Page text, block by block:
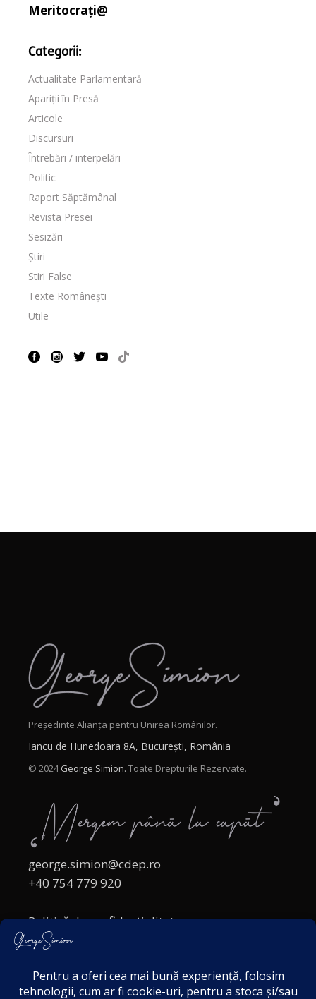
Meritocrați@
Categorii:
Actualitate Parlamentară
Apariții în Presă
Articole
Discursuri
Întrebări / interpelări
Politic
Raport Săptămânal
Revista Presei
Sesizări
Știri
Stiri False
Texte Românești
Utile
Președinte Alianța pentru Unirea Românilor.
Iancu de Hunedoara 8A, București, România
© 2024George Simion. Toate Drepturile Rezervate.
george.simion@cdep.ro
+40 754 779 920
Politică de confidențialitate
Politica cookies
Acordul de markting